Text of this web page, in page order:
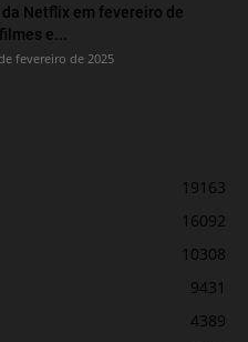
Netflix em fevereiro de
e...
fevereiro de 2025
19163
16092
10308
9431
4389